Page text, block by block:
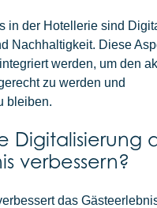
in der Hotellerie sind
Nachhaltigkeit. Diese
werden, um den
zu werden und
bleiben.
Digitalisierung
verbessern?
das